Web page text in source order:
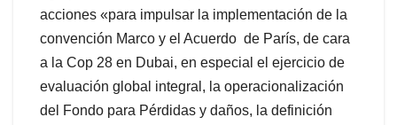
acciones «para impulsar la implementación de la
convención Marco y el Acuerdo de París, de cara
a la Cop 28 en Dubai, en especial el ejercicio de
evaluación global integral, la operacionalización
del Fondo para Pérdidas y daños, la definición